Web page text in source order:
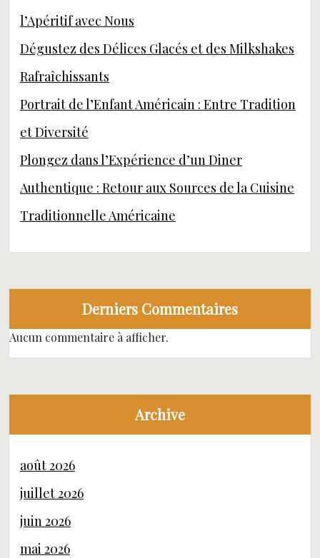
l’Apéritif avec Nous
Dégustez des Délices Glacés et des Milkshakes
Rafraîchissants
Portrait de l’Enfant Américain : Entre Tradition
et Diversité
Plongez dans l’Expérience d’un Diner
Authentique : Retour aux Sources de la Cuisine
Traditionnelle Américaine
Derniers Commentaires
Aucun commentaire à afficher.
Archive
août 2026
juillet 2026
juin 2026
mai 2026